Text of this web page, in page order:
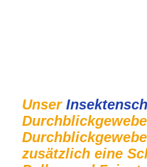
Unser
zusätzlich eine